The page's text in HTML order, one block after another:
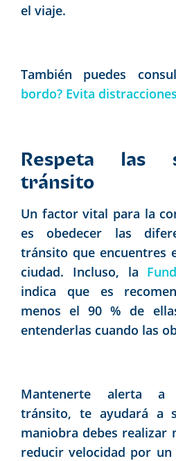
el viaje.
También puedes
bordo? Evita
Respeta las
tránsito
Un factor vital para la
es obedecer las
tránsito que encuentres
ciudad. Incluso, la
indica que es
menos el 90 % de
entenderlas cuando las
Mantenerte alerta
tránsito, te ayudará a
maniobra debes realizar
reducir velocidad por